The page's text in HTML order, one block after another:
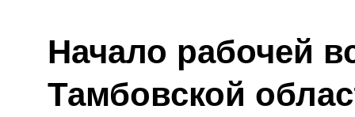
Начало рабочей
Тамбовской